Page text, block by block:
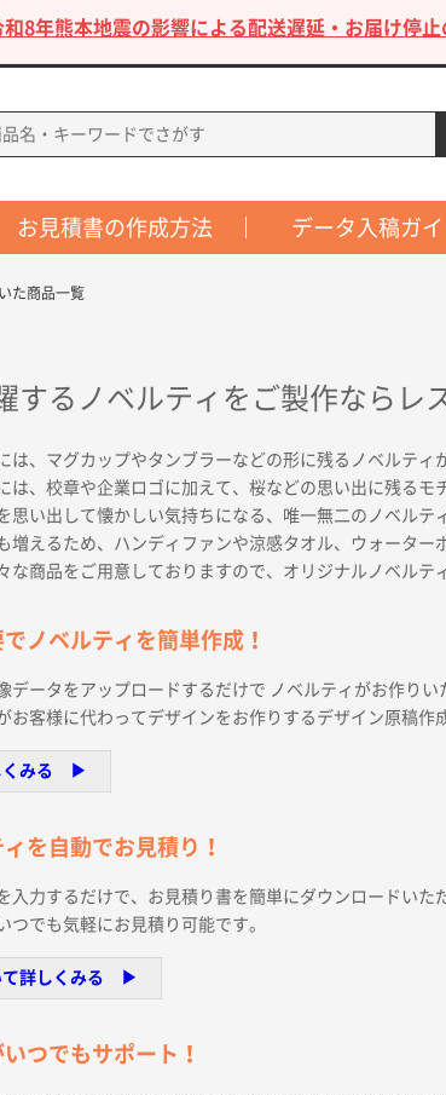
和8年熊本地震の影響による配送遅延・お届け停止
お見積書の作成方法 データ入稿ガイ
た商品一覧
するノベルティをご製作ならレ
は、マグカップやタンブラーなどの形に残るノベルティ
は、校章や企業ロゴに加えて、桜などの思い出に残るモ
思い出して懐かしい気持ちになる、唯一無二のノベルテ
増えるため、ハンディファンや涼感タオル、ウォーター
な商品をご用意しておりますので、オリジナルノベル
ノベルティを簡単作成！
データをアップロードするだけで ノベルティがお作りい
お客様に代わってデザインをお作りするデザイン原稿作
くみる ▶︎
を自動でお見積り！
入力するだけで、お見積り書を簡単にダウンロードいた
つでも気軽にお見積り可能です。
て詳しくみる ▶︎
つでもサポート！